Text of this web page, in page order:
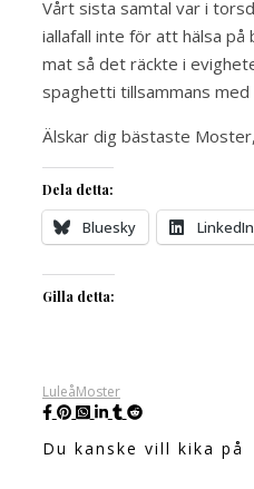
Vårt sista samtal var i
iallafall inte för att hälsa
mat så det räckte i
spaghetti tillsammans
Älskar dig bästaste
Dela detta:
Bluesky LinkedIn
Gilla detta:
LuleåMoster
Du kanske vill kika på